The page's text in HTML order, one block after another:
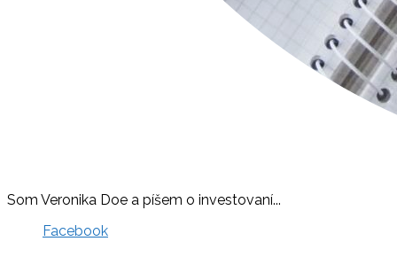
Som Veronika Doe a píšem o investovaní...
Facebook